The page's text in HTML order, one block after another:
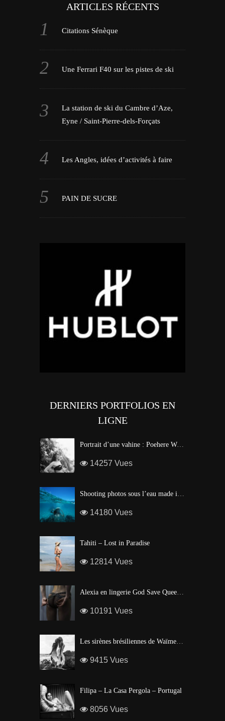
ARTICLES RÉCENTS
Citations Sénèque
Une Ferrari F40 sur les pistes de ski
La station de ski du Cambre d’Aze,
Eyne / Saint-Pierre-dels-Forçats
Les Angles, idées d’activités à faire
PAIN DE SUCRE
DERNIERS PORTFOLIOS EN
LIGNE
Portrait d’une vahine : Poehere Wilson, Miss Tahiti 2010
14257 Vues
Shooting photos sous l’eau made in Tahiti
14180 Vues
Tahiti – Lost in Paradise
12814 Vues
Alexia en lingerie God Save Queen | Brigade Mondaine – Paris
10191 Vues
Les sirènes brésiliennes de Waïmea Bay – Hawaï
9415 Vues
Filipa – La Casa Pergola – Portugal
8056 Vues